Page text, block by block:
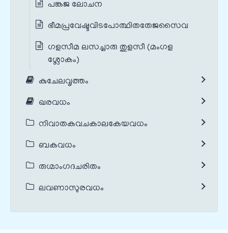
പങ്കജ ലോചന
ഭീമപ്രവേഷ്ടവിടപോത്ഥിതതേജസൈവ
ഗളസീമ ലസച്ചാരു തുളസീ (മംഗള
ശ്ലോകം)
കുചേലവൃത്തം
ഖരവധം
നിവാതകവചകാലകേയവധം
ബകവധം
രുഗ്മാംഗദചരിതം
ലവണാസുരവധം